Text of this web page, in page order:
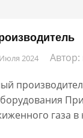
2024 Автор:
газа в